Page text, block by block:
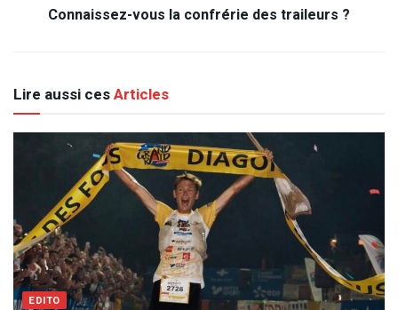
Connaissez-vous la confrérie des traileurs ?
Lire aussi cesArticles
EDITO